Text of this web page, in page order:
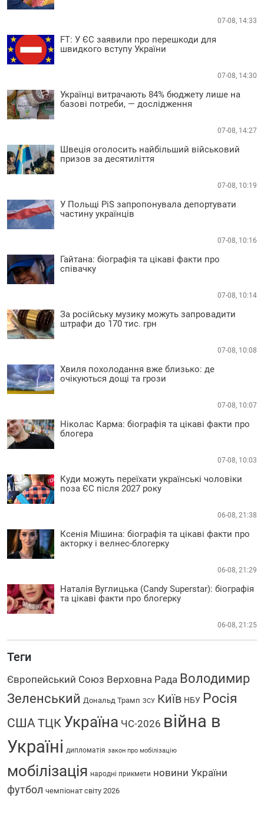
07-08, 14:33
FT: У ЄС заявили про перешкоди для
швидкого вступу України
07-08, 14:30
Українці витрачають 84% бюджету лише на
базові потреби, — дослідження
07-08, 14:27
Швеція оголосить найбільший військовий
призов за десятиліття
07-08, 10:19
У Польщі PiS запропонувала депортувати
частину українців
07-08, 10:16
Гайтана: біографія та цікаві факти про
співачку
07-08, 10:14
За російську музику можуть запровадити
штрафи до 170 тис. грн
07-08, 10:08
Хвиля похолодання вже близько: де
очікуються дощі та грози
07-08, 10:07
Ніколас Карма: біографія та цікаві факти про
блогера
07-08, 10:03
Куди можуть переїхати українські чоловіки
поза ЄС після 2027 року
06-08, 21:38
Ксенія Мішина: біографія та цікаві факти про
акторку і велнес-блогерку
06-08, 21:29
Наталія Вуглицька (Candy Superstar): біографія
та цікаві факти про блогерку
06-08, 21:25
Теги
Європейський Союз Верховна Рада Володимир
Зеленський Дональд Трамп ЗСУ Київ НБУ Росія
США ТЦК Україна ЧС-2026 війна в
Україні дипломатія закон про мобілізацію
мобілізація народні прикмети новини України
футбол чемпіонат світу 2026